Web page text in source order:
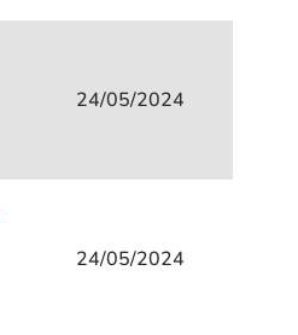
24/05/2024
24/05/2024